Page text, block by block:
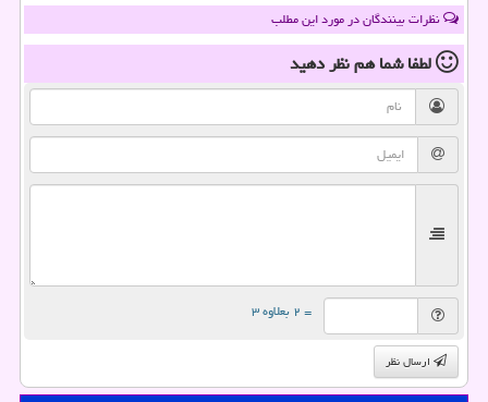
نظرات بینندگان در مورد این مطلب
لطفا شما همنظر دهید
= ۲ بعلاوه ۳
ارسال نظر